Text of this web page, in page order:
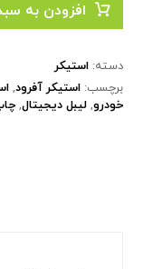
افزودن به
دسته:استیکر
برچسب:استیکر آفرود,
خودرو,لیبل دیجیتال,